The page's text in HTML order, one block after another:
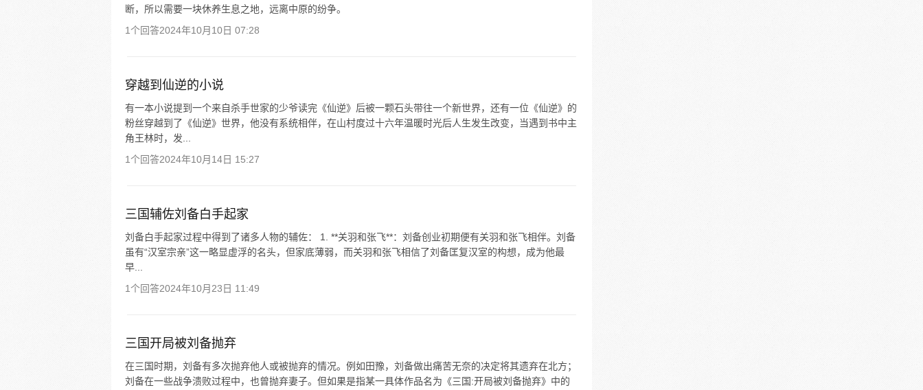
断，所以需要一块休养生息之地，远离中原的纷争。
1个回答2024年10月10日 07:28
穿越到仙逆的小说
有一本小说提到一个来自杀手世家的少爷读完《仙逆》后被一颗石头带往一个新世界，还有一位《仙逆》的
粉丝穿越到了《仙逆》世界，他没有系统相伴，在山村度过十六年温暖时光后人生发生改变，当遇到书中主
角王林时，发...
1个回答2024年10月14日 15:27
三国辅佐刘备白手起家
刘备白手起家过程中得到了诸多人物的辅佐： 1. **关羽和张飞**：刘备创业初期便有关羽和张飞相伴。刘备
虽有“汉室宗亲”这一略显虚浮的名头，但家底薄弱，而关羽和张飞相信了刘备匡复汉室的构想，成为他最
早...
1个回答2024年10月23日 11:49
三国开局被刘备抛弃
在三国时期，刘备有多次抛弃他人或被抛弃的情况。例如田豫，刘备做出痛苦无奈的决定将其遗弃在北方；
刘备在一些战争溃败过程中，也曾抛弃妻子。但如果是指某一具体作品名为《三国:开局被刘备抛弃》中的